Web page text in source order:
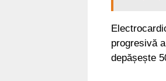
progresivă
depășește